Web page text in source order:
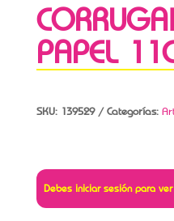
PAPEL
SKU: 139529 Categorías:
Debes iniciar sesión para